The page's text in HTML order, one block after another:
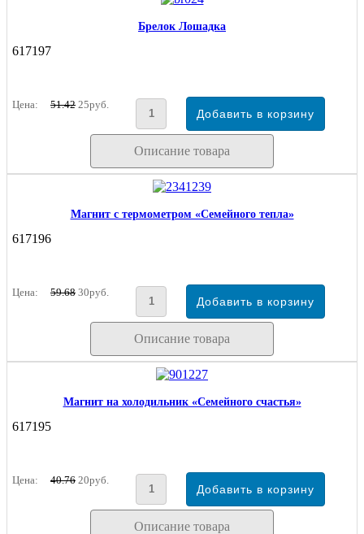
Брелок Лошадка
617197
Цена: 51.42 25руб.
Описание товара
Магнит с термометром «Семейного тепла»
617196
Цена: 59.68 30руб.
Описание товара
Магнит на холодильник «Семейного счастья»
617195
Цена: 40.76 20руб.
Описание товара